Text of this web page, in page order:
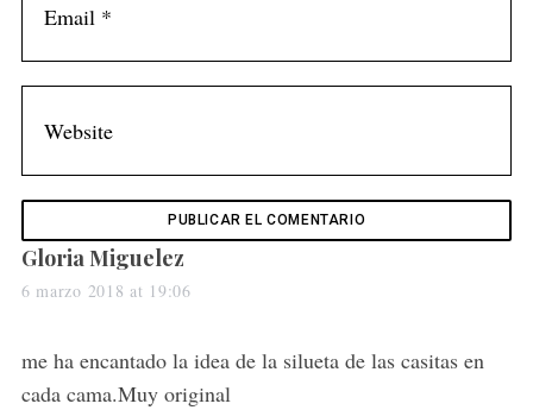
s
a
s
:
Gloria Miguelez
6 marzo 2018 at 19:06
me ha encantado la idea de la silueta de las casitas en
cada cama.Muy original